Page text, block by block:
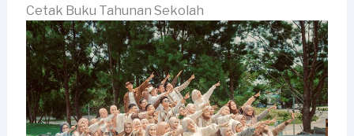
Cetak Buku Tahunan Sekolah